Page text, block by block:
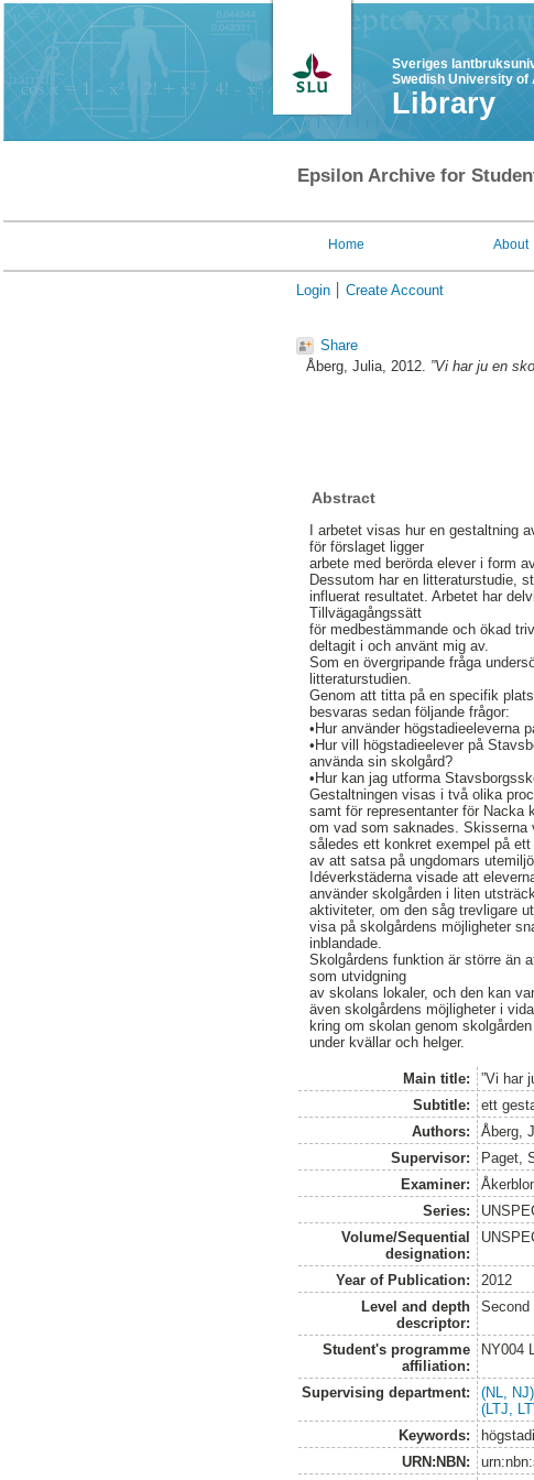
Sveriges
Swedish University
Library
Epsilon Archive for
Home About
Login Create Account
Share
Åberg, Julia, 2012. ”Vi har ju en
Abstract
I arbetet visas hur en gestaltning
för förslaget ligger
arbete med berörda elever i form
Dessutom har en litteraturstudie,
influerat resultatet. Arbetet har
Tillvägagångssätt
för medbestämmande och ökad
deltagit i och använt mig av.
Som en övergripande fråga
litteraturstudien.
Genom att titta på en specifik
besvaras sedan följande frågor:
•Hur använder högstadieeleverna
•Hur vill högstadieelever på
använda sin skolgård?
•Hur kan jag utforma
Gestaltningen visas i två olika
samt för representanter för Nacka
om vad som saknades. Skisserna
således ett konkret exempel på
av att satsa på ungdomars
Idéverkstäderna visade att
använder skolgården i liten
aktiviteter, om den såg trevligare
visa på skolgårdens möjligheter
inblandade.
Skolgårdens funktion är större än
som utvidgning
av skolans lokaler, och den kan
även skolgårdens möjligheter i
kring om skolan genom
under kvällar och helger.
Main title:
”Vi har
Subtitle:
ett
Authors:
Åberg,
Supervisor:
Paget,
Examiner:
Series:
Volume/Sequential
designation:
Year of Publication:
2012
Level and depth
descriptor:
Second
Student's programme
affiliation:
NY004
Supervising department:
(NL,
(LTJ,
Keywords:
URN:NBN: